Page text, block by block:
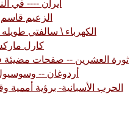
أيران ---- في
الزعيم
الكهرباء \ سالفتي
كارل
ثورة العشرين -- صفحات مضيئة
أردوغان --
الحرب الأسبانية- برؤية أممية